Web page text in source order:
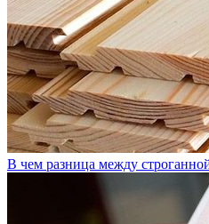
В чем разница между